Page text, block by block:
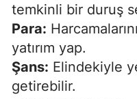
temkinli bir duruş
Para:
yatırım yap.
Şans: Elindekiyle
getirebilir.